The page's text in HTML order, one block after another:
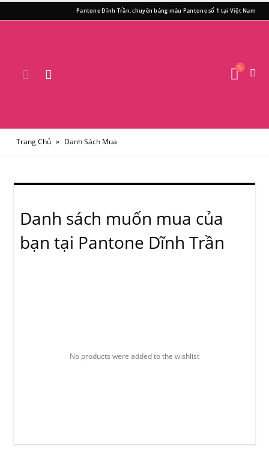
Pantone Dĩnh Trần, chuyên bảng màu Pantone số 1 tại Việt Nam
Trang Chủ » Danh Sách Mua
Danh sách muốn mua của
bạn tại Pantone Dĩnh Trần
No products were added to the wishlist